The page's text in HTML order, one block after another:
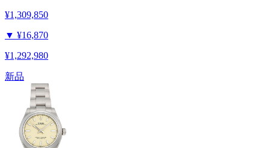
¥1,309,850
▼ ¥16,870
¥1,292,980
新品